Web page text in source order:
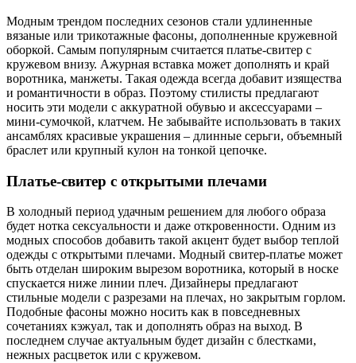
Модным трендом последних сезонов стали удлиненные
вязаные или трикотажные фасоны, дополненные кружевной
оборкой. Самым популярным считается платье-свитер с
кружевом внизу. Ажурная вставка может дополнять и край
воротника, манжеты. Такая одежда всегда добавит изящества
и романтичности в образ. Поэтому стилисты предлагают
носить эти модели с аккуратной обувью и аксессуарами –
мини-сумочкой, клатчем. Не забывайте использовать в таких
ансамблях красивые украшения – длинные серьги, объемный
браслет или крупный кулон на тонкой цепочке.
Платье-свитер с открытыми плечами
В холодный период удачным решением для любого образа
будет нотка сексуальности и даже откровенности. Одним из
модных способов добавить такой акцент будет выбор теплой
одежды с открытыми плечами. Модный свитер-платье может
быть отделан широким вырезом воротника, который в носке
спускается ниже линии плеч. Дизайнеры предлагают
стильные модели с разрезами на плечах, но закрытым горлом.
Подобные фасоны можно носить как в повседневных
сочетаниях кэжуал, так и дополнять образ на выход. В
последнем случае актуальным будет дизайн с блестками,
нежных расцветок или с кружевом.